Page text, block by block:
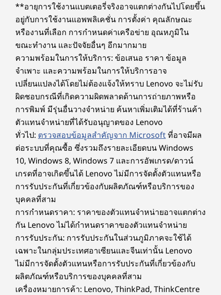
เชื่อมต่อได้อย่างสะดวกสบาย
ชุดพอร์ตระดับมือ
อาชีพ
ทำงาน สร้างสรรค์ หรือนำเสนอโดยไม่ต้อง
ใช้อะแดปเตอร์ Dual USB-C , HDMI™ 2.1,
พอร์ต USB-A Gen สองพอร์ตและตัวอ่าน
การ์ด SD ช่วยให้ทุกอย่างเข้าถึงได้ง่าย ใน
ขณะที่การรองรับ Thunderbolt™ ช่วยให้
มั่นใจได้ถึงการชาร์จ ข้อมูล และการเชื่อม
ต่อจอแสดงผลที่รวดเร็ว
เ
ผลคว
ออกแบบมาเพื่อทุกวันของคุณ
ปุ่มที่ชาญฉลาดยิ่งขึ้น การ
ทำงานที่ลื่นไหลยิ่งขึ้น
ระบบและสภาพแวดล้อมการทำงาน ทั้งนี้ ความเร็วในการใช้งานจริงจะแตกต่างกันไปและอาจ
น้อยกว่าที่คาดไว้
ไร้สาย
WiFi 7 320MHz
WiFi 6
Bluetooth 5.4
ข้อมูลจำเพาะอาจแตกต่างกันไปขึ้นอยู่กับภูมิภาคหรือรุ่น
การออกแบบ
จอแสดงผล
14" WUXGA 2.8k (2880 x 1800) OLED, 16:10, 1100nits
peak brightness, 120Hz VRR, 100% DCI-P3, HDR
TrueBlack 1000, TÜV Low Blue Light, Eyesafe®
ขนาด (สูง x กว้าง x ลึก)
บางเพียง 15.5 มม. x 312 มม. x 221 มม. / บางเพียง 0.61 นิ้ว x
12.28 นิ้ว x 8.70 นิ้ว
น้ำหนัก
เริ่มต้นที่ 1.39 กก. / 3.06 ปอนด์
ฟีเจอร์จอแสดงผลที่สำคัญของ IdeaPad Pro 5i (14”
Intel) คืออะไร
จอแสดงผล OLED ขนาด 14 นิ้ว เป็นพลังด้านภาพ มี
ความละเอียดสูงสุด 2.8K (2880 x 1800) ความสว่าง
สูงสุด 1100 nits เพื่อความคมชัดที่น่าทึ่งด้วย HDR True
Black 1000 และอัตราการรีเฟรช 120Hz เพื่อการ
เคลื่อนไหวที่ราบรื่น นอกจากนี้ยังได้รับการรับรองจาก
TÜV Rheinland Eyesafe® เพื่อลดแสงสีฟ้าโดยไม่ลด
ทอนความแม่นยำของสี ทำให้เหมาะอย่างยิ่งสำหรับงาน
สร้างสรรค์ที่ยาวนาน
IdeaPad Pro 5i (14” Intel) มีน้ำหนักเท่าไหร่?
IdeaPad Pro 5i (14” Intel)ได้รับการออกแบบมาเพื่อการ
ใช้งานขณะเดินทาง โดยมีน้ำหนักเริ่มต้นเพียง 1.39 กก.
(3.06 ปอนด์) รูปทรงที่บางเฉียบเพียง 15.5 มม. ทำให้ใส่
ลงในกระเป๋าของคุณได้อย่างง่ายดาย ดังนั้นคุณจึง
สามารถพกพาประสิทธิภาพที่ทรงพลังไปได้ทุกที่ที่แรง
บันดาลใจของคุณบังเกิด โดยไม่รู้สึกหนัก
ฉันสามารถอัปเกรดพื้นที่จัดเก็บข้อมูลบน IdeaPad Pro
5i (14” Intel) ได้หรือไม่
ใช่ คุณสามารถทำได้ IdeaPad Pro 5i (14” Intel) ได้รับ
การออกแบบโดยมุ่งเน้นความยืดหยุ่นในอนาคต แม้จะมา
พร้อม SSD ความรวดสูงขนาดสูงสุด 1TB แต่ยังมีสล็อต
SSD ที่สองซึ่งช่วยให้คุณมีอิสระในการขยายความจุใน
การจัดเก็บข้อมูลเมื่อไฟล์งานและไลบรารีสื่อของคุณ
เติบโตเพิ่มมากขึ้น
**อายุการใช้งานแบตเตอรี่จริงอาจแตกต่างกันไปโดยขึ้น
อยู่กับการใช้งานแอพพลิเคชั่น การตั้งค่า คุณลักษณะ
หรืองานที่เลือก การกำหนดค่าเครือข่าย อุณหภูมิใน
ขณะทำงาน และปัจจัยอื่นๆ อีกมากมาย
ความพร้อมในการให้บริการ: ข้อเสนอ ราคา ข้อมูล
จำเพาะ และความพร้อมในการให้บริการอาจ
เปลี่ยนแปลงได้โดยไม่ต้องแจ้งให้ทราบ Lenovo จะไม่รับ
ผิดชอบกรณีที่เกิดความผิดพลาดด้านการถ่ายภาพหรือ
การพิมพ์ มีรุ่นอื่นวางจำหน่าย ค้นหาเพิ่มเติมได้ที่ร้านค้า
ตัวแทนจำหน่ายที่ได้รับอนุญาตของ Lenovo
ทั่วไป: ตรวจสอบข้อมูลสำคัญจาก Microsoftที่อาจมีผล
ต่อระบบที่คุณซื้อ ซึ่งรวมถึงรายละเอียดบน Windows
10, Windows 8, Windows 7 และการอัพเกรด/ดาวน์
เกรดที่อาจเกิดขึ้นได้ Lenovo ไม่มีการจัดตั้งตัวแทนหรือ
การรับประกันที่เกี่ยวข้องกับผลิตภัณฑ์หรือบริการของ
บุคคลที่สาม
การกำหนดราคา: ราคาของตัวแทนจำหน่ายอาจแตกต่าง
กัน Lenovo ไม่ได้กำหนดราคาของตัวแทนจำหน่าย
การรับประกัน: การรับประกันในส่วนภูมิภาคจะใช้ได้
เฉพาะในกลุ่มประเทศอาเซียนและจีนเท่านั้น Lenovo
ไม่มีการจัดตั้งตัวแทนหรือการรับประกันที่เกี่ยวข้องกับ
ผลิตภัณฑ์หรือบริการของบุคคลที่สาม
เครื่องหมายการค้า: Lenovo, ThinkPad, ThinkCentre